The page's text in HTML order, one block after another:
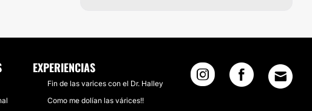
EXPERIENCIAS
Fin de las varices con el Dr. Halley
Como me dolían las várices!!